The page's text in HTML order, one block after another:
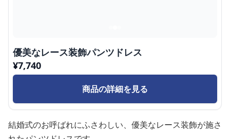
優美なレース装飾パンツドレス
¥7,740
商品の詳細を見る
結婚式のお呼ばれにふさわしい、優美なレース装飾が施さ